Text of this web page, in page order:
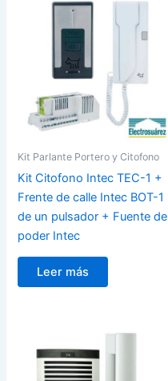
Kit Parlante Portero y Citofono
Kit Citofono Intec TEC-1 +
Frente de calle Intec BOT-1
de un pulsador + Fuente de
poder Intec
Leer más